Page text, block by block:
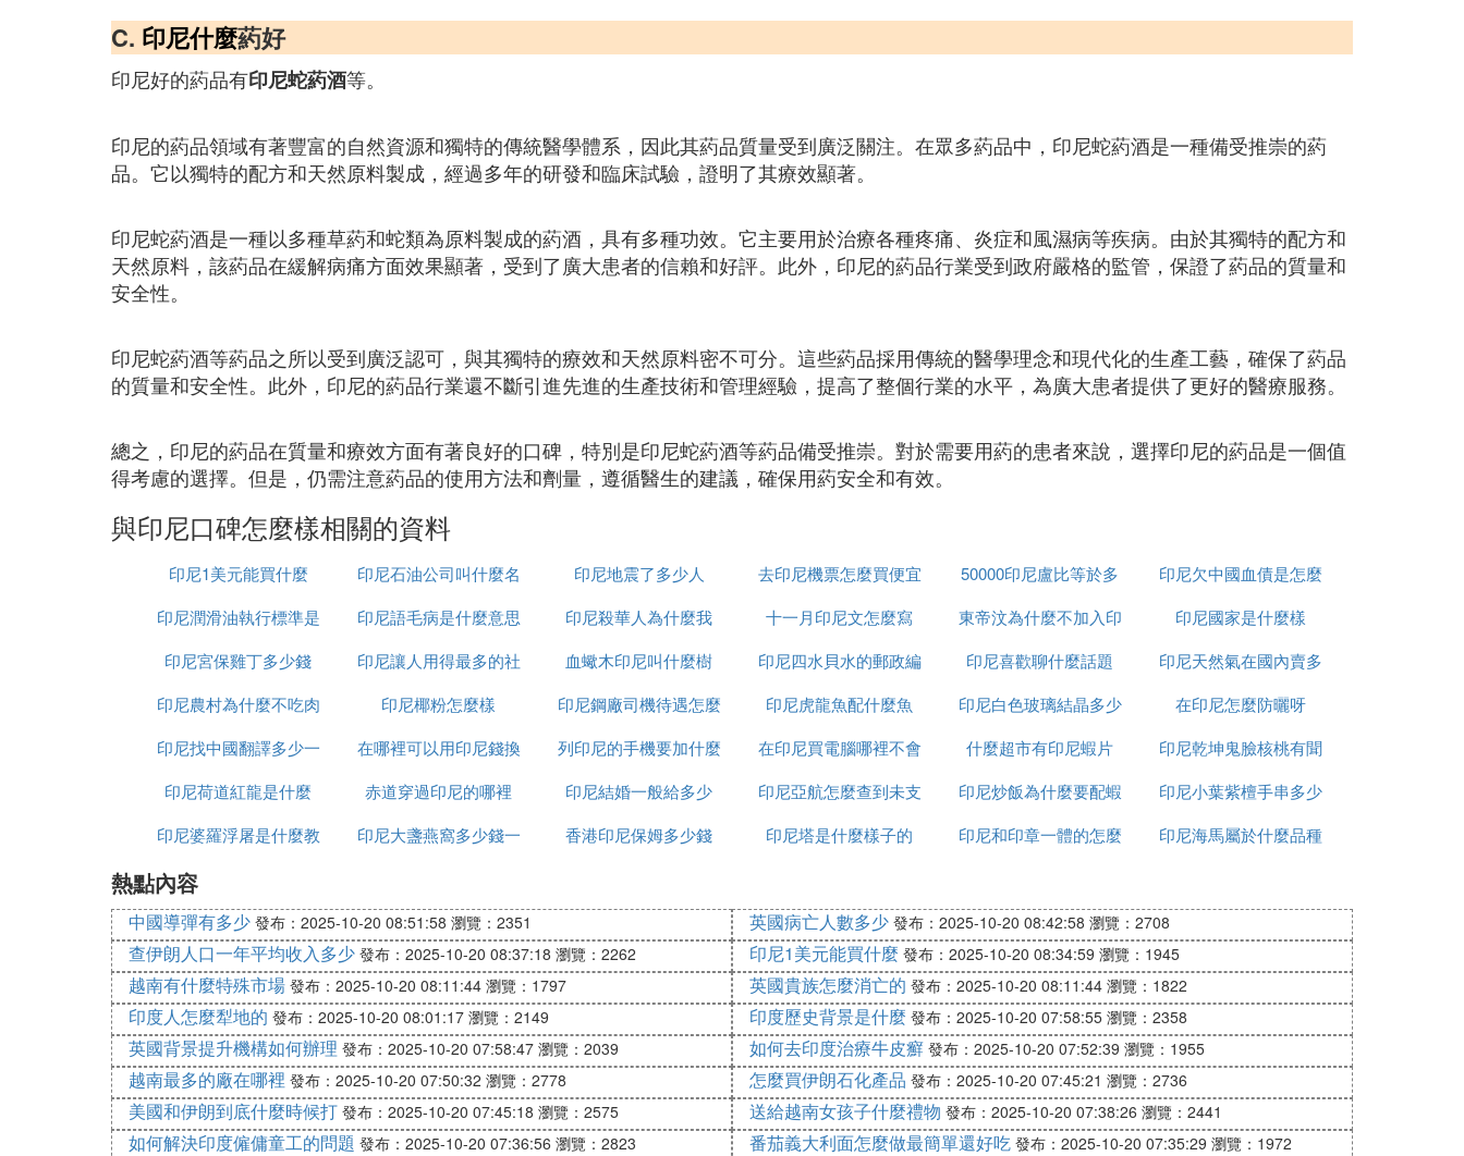
C. 印尼什麼葯好
印尼好的葯品有印尼蛇葯酒等。
印尼的葯品領域有著豐富的自然資源和獨特的傳統醫學體系，因此其葯品質量受到廣泛關注。在眾多葯品中，印尼蛇葯酒是一種備受推崇的葯
品。它以獨特的配方和天然原料製成，經過多年的研發和臨床試驗，證明了其療效顯著。
印尼蛇葯酒是一種以多種草葯和蛇類為原料製成的葯酒，具有多種功效。它主要用於治療各種疼痛、炎症和風濕病等疾病。由於其獨特的配方和
天然原料，該葯品在緩解病痛方面效果顯著，受到了廣大患者的信賴和好評。此外，印尼的葯品行業受到政府嚴格的監管，保證了葯品的質量和
安全性。
印尼蛇葯酒等葯品之所以受到廣泛認可，與其獨特的療效和天然原料密不可分。這些葯品採用傳統的醫學理念和現代化的生產工藝，確保了葯品
的質量和安全性。此外，印尼的葯品行業還不斷引進先進的生產技術和管理經驗，提高了整個行業的水平，為廣大患者提供了更好的醫療服務。
總之，印尼的葯品在質量和療效方面有著良好的口碑，特別是印尼蛇葯酒等葯品備受推崇。對於需要用葯的患者來說，選擇印尼的葯品是一個值
得考慮的選擇。但是，仍需注意葯品的使用方法和劑量，遵循醫生的建議，確保用葯安全和有效。
與印尼口碑怎麼樣相關的資料
印尼1美元能買什麼
印尼石油公司叫什麼名
字
印尼地震了多少人 去印尼機票怎麼買便宜
50000印尼盧比等於多
少人民幣
印尼欠中國血債是怎麼
回事
印尼潤滑油執行標準是
什麼
印尼語毛病是什麼意思 印尼殺華人為什麼我 十一月印尼文怎麼寫
東帝汶為什麼不加入印
尼
印尼國家是什麼樣
印尼宮保雞丁多少錢
印尼讓人用得最多的社
交軟體是什麼意思
血蠍木印尼叫什麼樹
印尼四水貝水的郵政編
碼是多少
印尼喜歡聊什麼話題
印尼天然氣在國內賣多
少錢
印尼農村為什麼不吃肉 印尼椰粉怎麼樣
印尼鋼廠司機待遇怎麼
樣
印尼虎龍魚配什麼魚
印尼白色玻璃結晶多少
錢一平方
在印尼怎麼防曬呀
印尼找中國翻譯多少一
天
在哪裡可以用印尼錢換
人民幣
列印尼的手機要加什麼
在印尼買電腦哪裡不會
受騙
什麼超市有印尼蝦片
印尼乾坤鬼臉核桃有聞
怎麼處理
印尼荷道紅龍是什麼 赤道穿過印尼的哪裡 印尼結婚一般給多少
印尼亞航怎麼查到未支
付訂單
印尼炒飯為什麼要配蝦
片
印尼小葉紫檀手串多少
錢
印尼婆羅浮屠是什麼教
印尼大盞燕窩多少錢一
香港印尼保姆多少錢 印尼塔是什麼樣子的
印尼和印章一體的怎麼
印尼海馬屬於什麼品種
熱點內容
中國導彈有多少 發布：2025-10-20 08:51:58 瀏覽：2351 英國病亡人數多少 發布：2025-10-20 08:42:58 瀏覽：2708
查伊朗人口一年平均收入多少 發布：2025-10-20 08:37:18 瀏覽：2262 印尼1美元能買什麼 發布：2025-10-20 08:34:59 瀏覽：1945
越南有什麼特殊市場 發布：2025-10-20 08:11:44 瀏覽：1797 英國貴族怎麼消亡的 發布：2025-10-20 08:11:44 瀏覽：1822
印度人怎麼犁地的 發布：2025-10-20 08:01:17 瀏覽：2149 印度歷史背景是什麼 發布：2025-10-20 07:58:55 瀏覽：2358
英國背景提升機構如何辦理 發布：2025-10-20 07:58:47 瀏覽：2039 如何去印度治療牛皮癬 發布：2025-10-20 07:52:39 瀏覽：1955
越南最多的廠在哪裡 發布：2025-10-20 07:50:32 瀏覽：2778 怎麼買伊朗石化產品 發布：2025-10-20 07:45:21 瀏覽：2736
美國和伊朗到底什麼時候打 發布：2025-10-20 07:45:18 瀏覽：2575 送給越南女孩子什麼禮物 發布：2025-10-20 07:38:26 瀏覽：2441
如何解決印度僱傭童工的問題 發布：2025-10-20 07:36:56 瀏覽：2823 番茄義大利面怎麼做最簡單還好吃 發布：2025-10-20 07:35:29 瀏覽：1972